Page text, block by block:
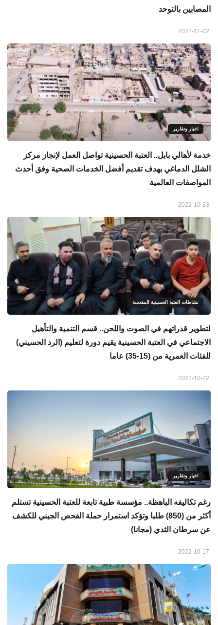
المصابين بالتوحد
اخبار وتقارير
خدمة لأهالي بابل.. العتبة الحسينية تواصل العمل لإنجاز مركز
الشلل الدماغي بهدف تقديم أفضل الخدمات الصحية وفق أحدث
المواصفات العالمية
نشاطات العتبة الحسينية المقدسة
لتطوير قدراتهم في الصوت واللحن.. قسم التنمية والتأهيل
الاجتماعي في العتبة الحسينية يقيم دورة لتعليم (الرد الحسيني)
للفئات العمرية من (15-35) عاما
اخبار وتقارير
رغم تكاليفه الباهظة.. مؤسسة طبية تابعة للعتبة الحسينية تستلم
أكثر من (850) طلبا وتؤكد استمرار حملة الفحص الجيني للكشف
عن سرطان الثدي (مجانا)